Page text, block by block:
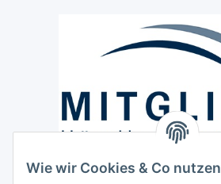
Wie wir Cookies & Co nutzen